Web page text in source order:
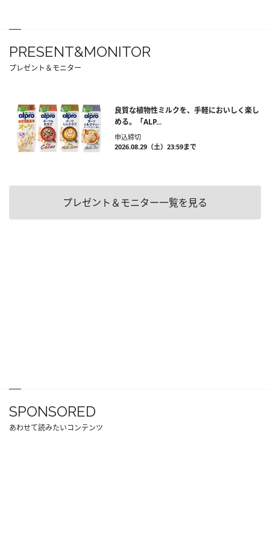
PRESENT&MONITOR
プレゼント＆モニター
良質な植物性ミルクを、手軽においしく楽し
める。「ALP...
申込締切
2026.08.29（土）23:59まで
プレゼント＆モニター一覧を見る
SPONSORED
あわせて読みたいコンテンツ